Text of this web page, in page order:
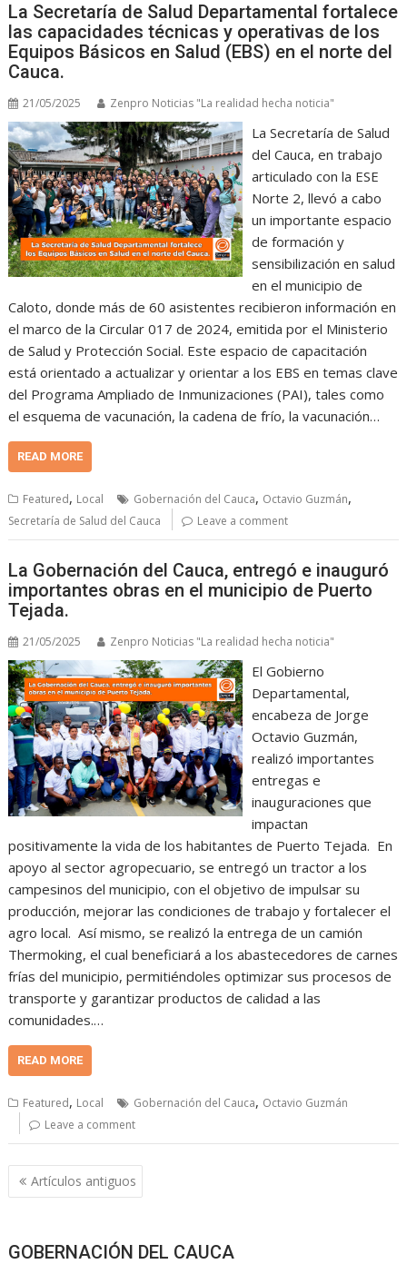
La Secretaría de Salud Departamental fortalece
las capacidades técnicas y operativas de los
Equipos Básicos en Salud (EBS) en el norte del
Cauca.
21/05/2025 Zenpro Noticias "La realidad hecha noticia"
La Secretaría de Salud
del Cauca, en trabajo
articulado con la ESE
Norte 2, llevó a cabo
un importante espacio
de formación y
sensibilización en salud
en el municipio de
Caloto, donde más de 60 asistentes recibieron información en
el marco de la Circular 017 de 2024, emitida por el Ministerio
de Salud y Protección Social. Este espacio de capacitación
está orientado a actualizar y orientar a los EBS en temas clave
del Programa Ampliado de Inmunizaciones (PAI), tales como
el esquema de vacunación, la cadena de frío, la vacunación…
READ MORE
Featured, Local Gobernación del Cauca, Octavio Guzmán,
Secretaría de Salud del Cauca Leave a comment
La Gobernación del Cauca, entregó e inauguró
importantes obras en el municipio de Puerto
Tejada.
21/05/2025 Zenpro Noticias "La realidad hecha noticia"
El Gobierno
Departamental,
encabeza de Jorge
Octavio Guzmán,
realizó importantes
entregas e
inauguraciones que
impactan
positivamente la vida de los habitantes de Puerto Tejada. En
apoyo al sector agropecuario, se entregó un tractor a los
campesinos del municipio, con el objetivo de impulsar su
producción, mejorar las condiciones de trabajo y fortalecer el
agro local. Así mismo, se realizó la entrega de un camión
Thermoking, el cual beneficiará a los abastecedores de carnes
frías del municipio, permitiéndoles optimizar sus procesos de
transporte y garantizar productos de calidad a las
comunidades.…
READ MORE
Featured, Local Gobernación del Cauca, Octavio Guzmán
Leave a comment
Navegación
de
Artículos antiguos
GOBERNACIÓN DEL CAUCA